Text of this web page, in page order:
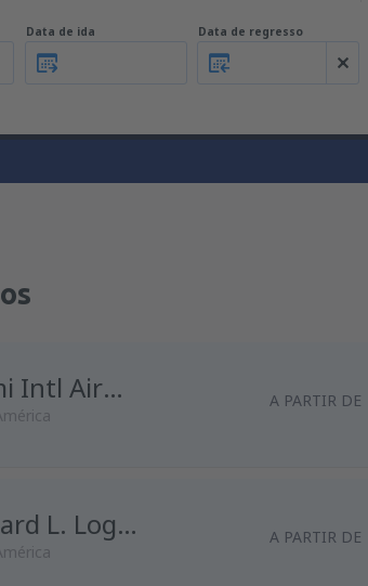
Data de ida Data de regresso
Miami Miami Intl Airport A PARTIR DE
de Lisboa, Lisboa Airport
Boston Edward L. Logan A PARTIR DE